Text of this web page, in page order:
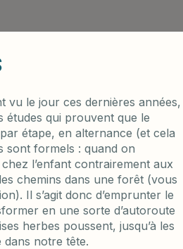
vu le jour ces dernières années,
études qui prouvent que le
étape, en alternance (et cela
sont formels : quand on
l’enfant contrairement aux
chemins dans une forêt (vous
Il s’agit donc d’emprunter le
en une sorte d’autoroute
herbes poussent, jusqu’à les
dans notre tête.